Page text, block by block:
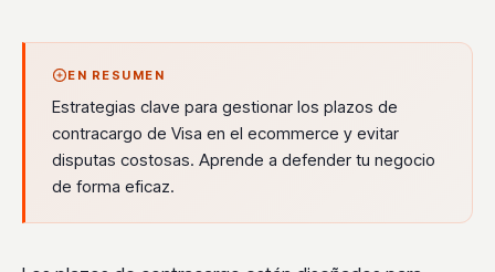
EN RESUMEN
Estrategias clave para gestionar los plazos de
contracargo de Visa en el ecommerce y evitar
disputas costosas. Aprende a defender tu negocio
de forma eficaz.